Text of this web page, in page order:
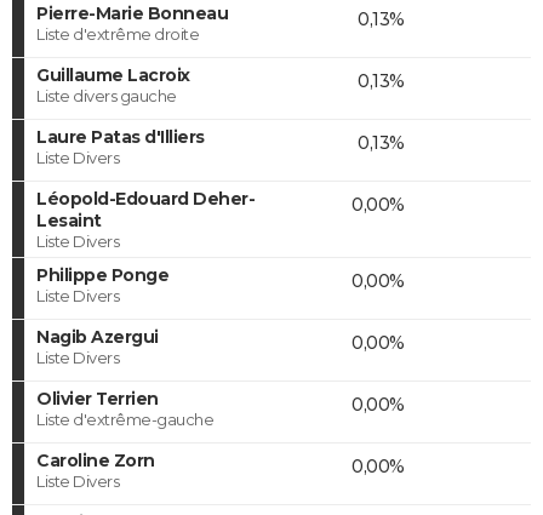
Pierre-Marie Bonneau
Liste d'extrême droite
0,13%
Guillaume Lacroix
Liste divers gauche
0,13%
Laure Patas d'Illiers
Liste Divers
0,13%
Léopold-Edouard Deher-
Lesaint
Liste Divers
0,00%
Philippe Ponge
Liste Divers
0,00%
Nagib Azergui
Liste Divers
0,00%
Olivier Terrien
Liste d'extrême-gauche
0,00%
Caroline Zorn
Liste Divers
0,00%